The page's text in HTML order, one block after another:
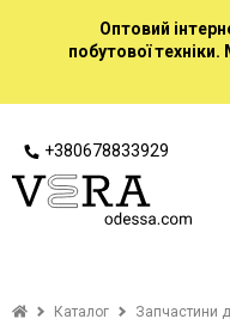
Оптовий
побутової
+380678833929
Каталог
Запчастини